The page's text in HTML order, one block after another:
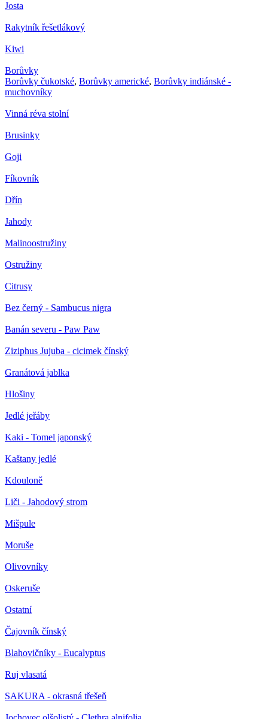
Josta
Rakytník řešetlákový
Kiwi
Borůvky
Borůvky čukotské, Borůvky americké, Borůvky indiánské -
muchovníky
Vinná réva stolní
Brusinky
Goji
Fíkovník
Dřín
Jahody
Malinoostružiny
Ostružiny
Citrusy
Bez černý - Sambucus nigra
Banán severu - Paw Paw
Ziziphus Jujuba - cicimek čínský
Granátová jablka
Hlošiny
Jedlé jeřáby
Kaki - Tomel japonský
Kaštany jedlé
Kdouloně
Liči - Jahodový strom
Mišpule
Moruše
Olivovníky
Oskeruše
Ostatní
Čajovník čínský
Blahovičníky - Eucalyptus
Ruj vlasatá
SAKURA - okrasná třešeň